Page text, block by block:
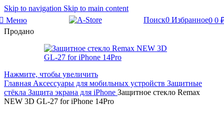
Skip to navigation Skip to main content
Меню
Поиск0 Избранное0 0
Продано
Нажмите, чтобы увеличить
Главная Аксессуары для мобильных устройств Защитные
стёкла Защита экрана для iPhone Защитное стекло Remax
NEW 3D GL-27 for iPhone 14Pro